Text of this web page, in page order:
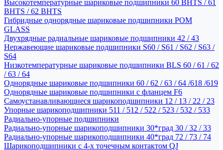
Высокотемпературные шариковые подшипники 60 BHTS / 61
BHTS / 62 BHTS
Гибридные однорядные шариковые подшипники POM
GLASS
Двухрядные радиальные шариковые подшипники 42 / 43
Нержавеющие шариковые подшипники S60 / S61 / S62 / S63 /
S64
Низкотемпературные шариковые подшипники BLS 60 / 61 / 62
/ 63 / 64
Однорядные шариковые подшипники 60 / 62 / 63 / 64 /618 /619
Однорядные шариковые подшипники с фланцем F6
Самоустанавливающиеся шарикоподшипники 12 / 13 / 22 / 23
Упорные шарикоподшипники 511 / 512 / 522 / 523 / 532 / 533
Радиально-упорные подшипники
Радиально-упорные шарикоподшипники 30*град 30 / 32 / 33
Радиально-упорные шарикоподшипники 40*град 72 / 73 / 74
Шарикоподшипники с 4-х точечным контактом QJ